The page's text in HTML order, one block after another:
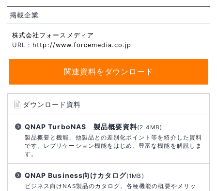
掲載企業
株式会社フォースメディア
URL： http://www.forcemedia.co.jp
関連資料をダウンロード
ダウンロード資料
QNAP TurboNAS 製品概要資料(2.4MB)
製品概要と機能、他製品との差別化ポイント等を紹介した資料
です。レプリケーション機能をはじめ、豊富な機能を解説しま
す。
QNAP Business向けカタログ(1MB)
ビジネス向けNAS製品のカタログ。各種機能の概要やメリッ